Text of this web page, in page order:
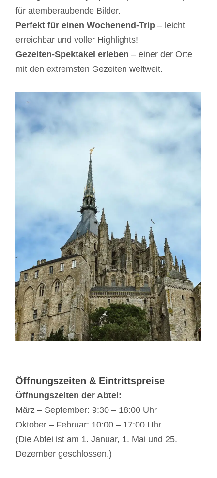
für atemberaubende Bilder.
Perfekt für einen Wochenend-Trip – leicht
erreichbar und voller Highlights!
Gezeiten-Spektakel erleben – einer der Orte
mit den extremsten Gezeiten weltweit.
Öffnungszeiten & Eintrittspreise
Öffnungszeiten der Abtei:
März – September: 9:30 – 18:00 Uhr
Oktober – Februar: 10:00 – 17:00 Uhr
(Die Abtei ist am 1. Januar, 1. Mai und 25.
Dezember geschlossen.)